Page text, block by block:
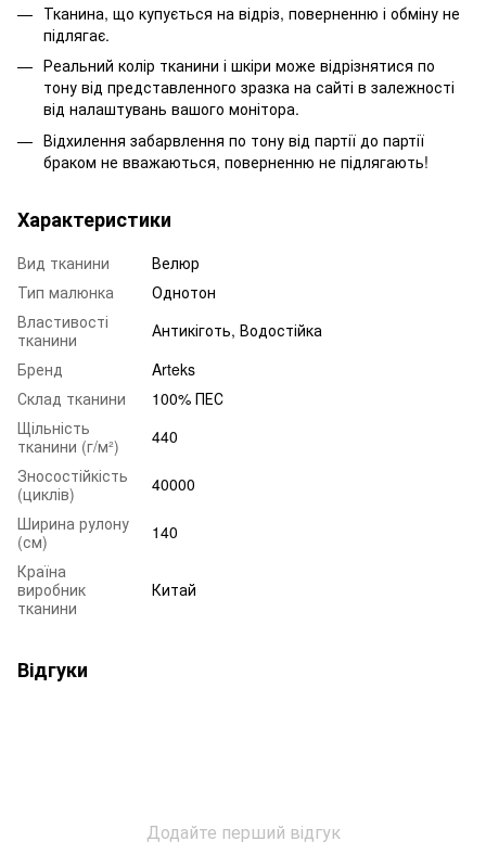
Тканина, що купується на відріз, поверненню і обміну не
підлягає.
Реальний колір тканини і шкіри може відрізнятися по
тону від представленного зразка на сайті в залежності
від налаштувань вашого монітора.
Відхилення забарвлення по тону від партії до партії
браком не вважаються, поверненню не підлягають!
Характеристики
Вид тканини
Велюр
Тип малюнка
Однотон
Властивості
тканини
Антикіготь, Водостійка
Бренд
Arteks
Склад тканини
100% ПЕС
Щільність
тканини (г/м²)
440
Зносостійкість
(циклів)
40000
Ширина рулону
(см)
140
Країна
виробник
тканини
Китай
Відгуки
Додайте перший відгук